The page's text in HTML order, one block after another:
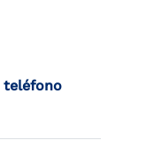
teléfono